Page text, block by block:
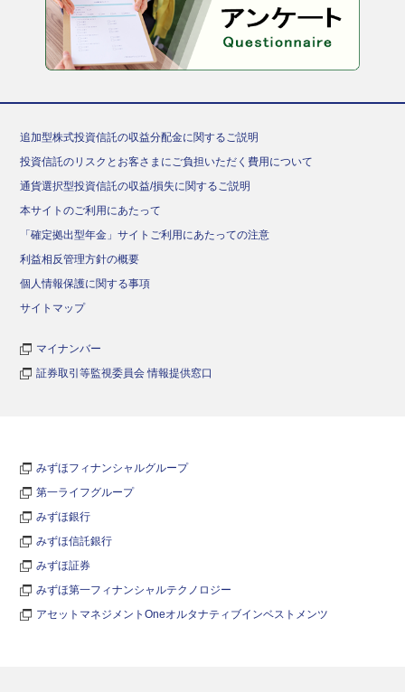
追加型株式投資信託の収益分配金に関するご説明
投資信託のリスクとお客さまにご負担いただく費用について
通貨選択型投資信託の収益/損失に関するご説明
本サイトのご利用にあたって
「確定拠出型年金」サイトご利用にあたっての注意
利益相反管理方針の概要
個人情報保護に関する事項
サイトマップ
マイナンバー
証券取引等監視委員会 情報提供窓口
みずほフィナンシャルグループ
第一ライフグループ
みずほ銀行
みずほ信託銀行
みずほ証券
みずほ第一フィナンシャルテクノロジー
アセットマネジメントOneオルタナティブインベストメンツ